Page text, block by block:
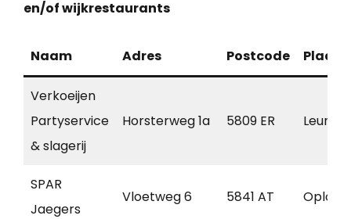
en/of wijkrestaurants
Naam Adres Postcode Plaats
Verkoeijen
Partyservice
& slagerij
Horsterweg 1a 5809 ER Leunen
SPAR
Jaegers
Vloetweg 6 5841 AT Oploo